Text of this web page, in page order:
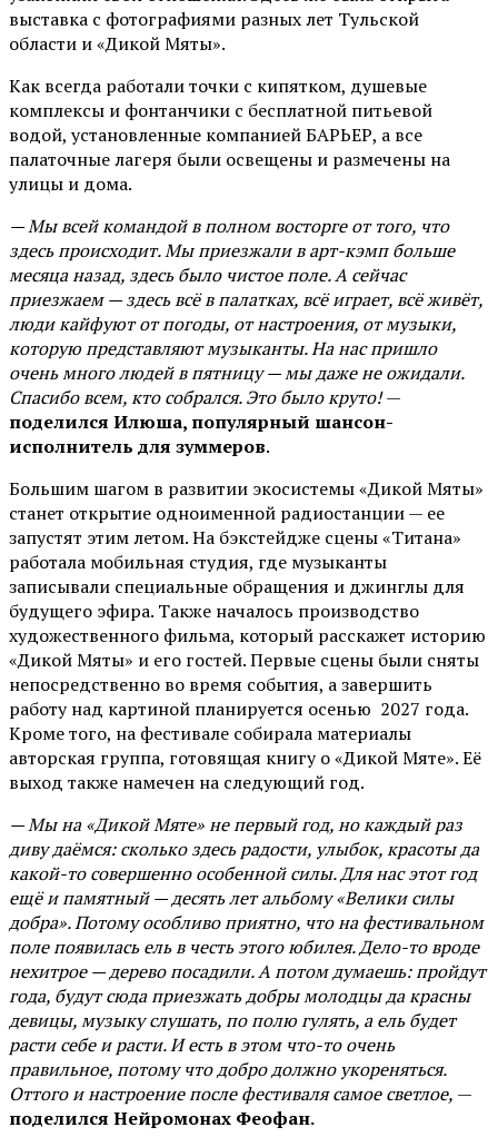
выставка с фотографиями разных лет Тульской
области и «Дикой Мяты».
Как всегда работали точки с кипятком, душевые
комплексы и фонтанчики с бесплатной питьевой
водой, установленные компанией БАРЬЕР, а все
палаточные лагеря были освещены и размечены на
улицы и дома.
— Мы всей командой в полном восторге от того, что
здесь происходит. Мы приезжали в арт-кэмп больше
месяца назад, здесь было чистое поле. А сейчас
приезжаем — здесь всё в палатках, всё играет, всё живёт,
люди кайфуют от погоды, от настроения, от музыки,
которую представляют музыканты. На нас пришло
очень много людей в пятницу — мы даже не ожидали.
Спасибо всем, кто собрался. Это было круто!—
поделился Илюша, популярный шансон-
исполнитель для зуммеров.
Большим шагом в развитии экосистемы «Дикой Мяты»
станет открытие одноименной радиостанции — ее
запустят этим летом. На бэкстейдже сцены «Титана»
работала мобильная студия, где музыканты
записывали специальные обращения и джинглы для
будущего эфира. Также началось производство
художественного фильма, который расскажет историю
«Дикой Мяты» и его гостей. Первые сцены были сняты
непосредственно во время события, а завершить
работу над картиной планируется осенью 2027 года.
Кроме того, на фестивале собирала материалы
авторская группа, готовящая книгу о «Дикой Мяте». Её
выход также намечен на следующий год.
— Мы на «Дикой Мяте» не первый год, но каждый раз
диву даёмся: сколько здесь радости, улыбок, красоты да
какой-то совершенно особенной силы. Для нас этот год
ещё и памятный — десять лет альбому «Велики силы
добра». Потому особливо приятно, что на фестивальном
поле появилась ель в честь этого юбилея. Дело-то вроде
нехитрое — дерево посадили. А потом думаешь: пройдут
года, будут сюда приезжать добры молодцы да красны
девицы, музыку слушать, по полю гулять, а ель будет
расти себе и расти. И есть в этом что-то очень
правильное, потому что добро должно укореняться.
Оттого и настроение после фестиваля самое светлое, —
поделился Нейромонах Феофан.